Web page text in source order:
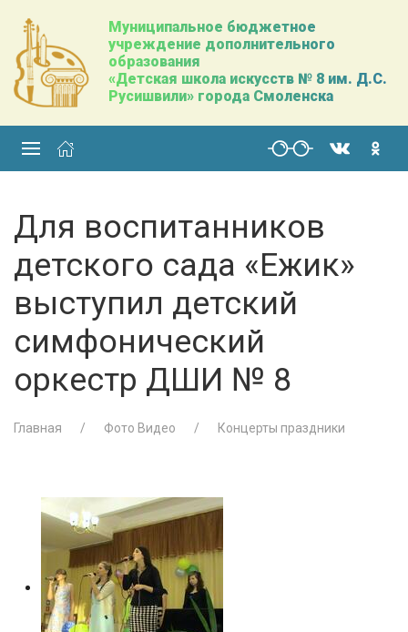
Муниципальное бюджетное
учреждение дополнительного
образования
«Детская школа искусств № 8 им. Д.С.
Русишвили» города Смоленска
Для воспитанников
детского сада «Ежик»
выступил детский
симфонический
оркестр ДШИ № 8
Главная Фото Видео Концерты праздники